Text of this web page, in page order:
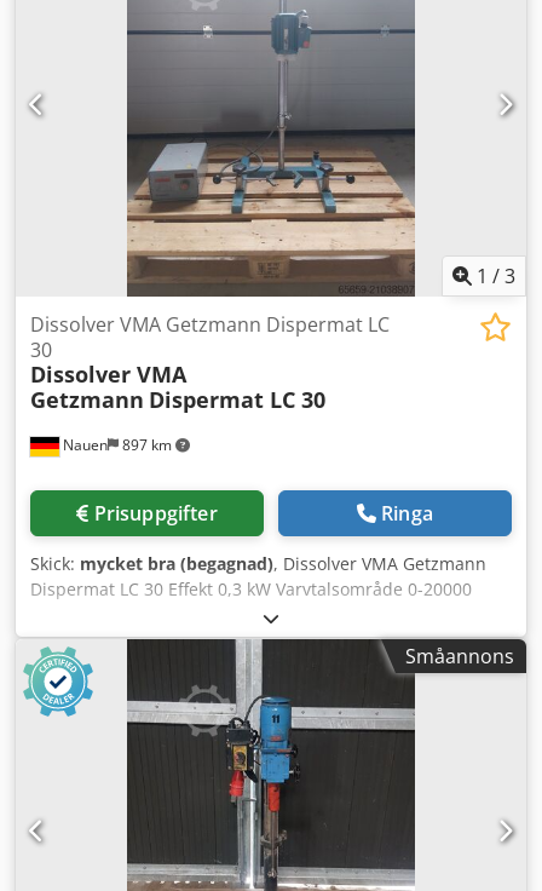
1 /3
Nauen 897 km
Dissolver VMA Getzmann Dispermat LC
30
Dissolver VMA
Getzmann Dispermat LC 30
Prisuppgifter Ringa
Skick: mycket bra (begagnad), Dissolver VMA Getzmann
Dispermat LC 30 Effekt 0,3 kW Varvtalsområde 0-20000
varv/min Dkjdpfoycb H Nex Aifer Tandad skiva 50 mm
Tillbehör på förfrågan Mycket gott skick, direkt från
produktionen!!!
Småannons